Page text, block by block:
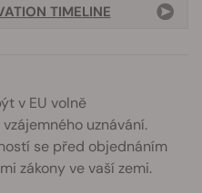
TIMELINE
v EU volně
uznávání.
se před objednáním
zákony ve vaší zemi.